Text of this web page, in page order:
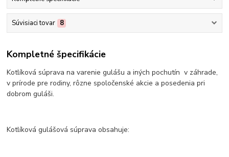
Súvisiaci tovar 8
Kompletné špecifikácie
Kotlíková súprava na varenie gulášu a iných pochutín v záhrade,
v prírode pre rodiny, rôzne spoločenské akcie a posedenia pri
dobrom guláši.
Kotlíková gulášová súprava obsahuje: